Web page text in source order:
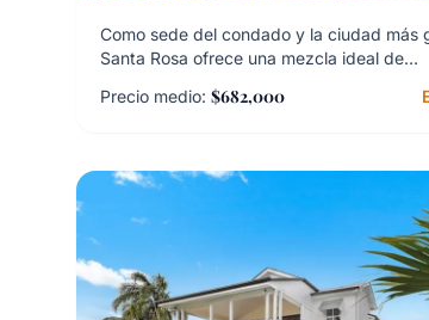
Como sede del condado y la ciudad más
Santa Rosa ofrece una mezcla ideal de
Precio medio: $682,000